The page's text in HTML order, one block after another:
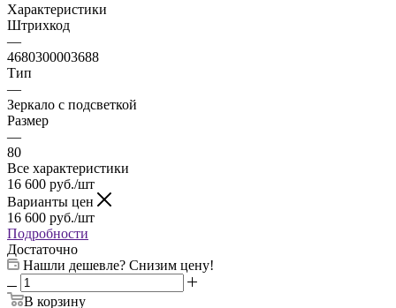
Характеристики
Штрихкод
—
4680300003688
Тип
—
Зеркалo с подсветкой
Размер
—
80
Все характеристики
16 600 руб./шт
Варианты цен
16 600 руб./шт
Подробности
Достаточно
Нашли дешевле? Снизим цену!
В корзину